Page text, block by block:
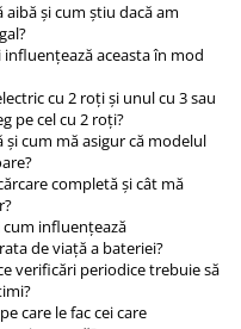
și cum știu dacă am
aceasta în mod
cu 2 roți și unul cu 3 sau
pe cel cu 2 roți?
cum mă asigur că modelul
completă și cât mă
cum influențează
de viață a bateriei?
verificări periodice trebuie să
care le fac cei care